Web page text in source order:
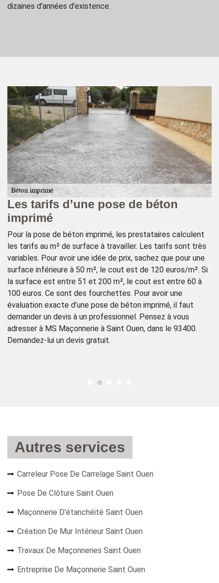
dizaines d'années d'existence.
Les tarifs d’une pose de béton
imprimé
Pour la pose de béton imprimé, les prestataires calculent
les tarifs au m² de surface à travailler. Les tarifs sont très
variables. Pour avoir une idée de prix, sachez que pour une
surface inférieure à 50 m², le cout est de 120 euros/m². Si
la surface est entre 51 et 200 m², le cout est entre 60 à
100 euros. Ce sont des fourchettes. Pour avoir une
évaluation exacte d’une pose de béton imprimé, il faut
demander un devis à un professionnel. Pensez à vous
adresser à MS Maçonnerie à Saint Ouen, dans le 93400.
Demandez-lui un devis gratuit.
Autres services
Carreleur Pose De Carrelage Saint Ouen
Pose De Clôture Saint Ouen
Maçonnerie D'étanchéité Saint Ouen
Création De Mur Intérieur Saint Ouen
Travaux De Maçonneries Saint Ouen
Entreprise De Maçonnerie Saint Ouen